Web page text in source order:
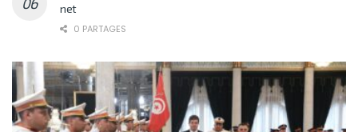
net
0 PARTAGES